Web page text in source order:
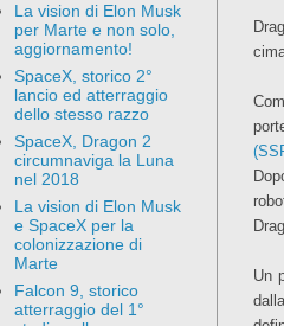
Un
La vision di Elon Musk
per Marte e non solo,
aggiornamento!
SpaceX, storico 2°
lancio ed atterraggio
dello stesso razzo
SpaceX, Dragon 2
circumnaviga la Luna
nel 2018
La vision di Elon Musk
e SpaceX per la
colonizzazione di
Marte
Falcon 9, storico
atterraggio del 1°